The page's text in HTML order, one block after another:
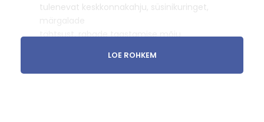
tulenevat keskkonnakahju, süsinikuringet,
tähtsust, rabade taastamise mõju
digitaalselt üles pandud infolehtedelt, loodusest.
LOE ROHKEM